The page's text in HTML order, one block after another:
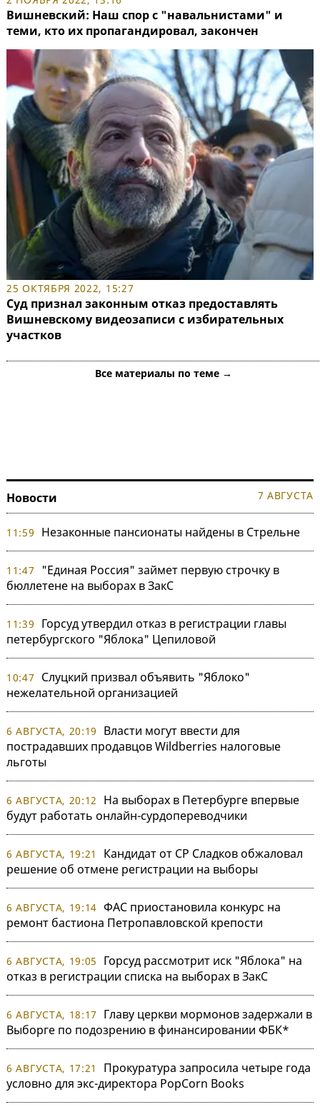
Вишневский: Наш спор с "навальнистами" и
теми, кто их пропагандировал, закончен
25 ОКТЯБРЯ 2022, 15:27
Суд признал законным отказ предоставлять
Вишневскому видеозаписи с избирательных
участков
Все материалы по теме →
Новости 7 АВГУСТА
11:59 Незаконные пансионаты найдены в Стрельне
11:47
"Единая Россия" займет первую строчку в
бюллетене на выборах в ЗакС
11:39
Горсуд утвердил отказ в регистрации главы
петербургского "Яблока" Цепиловой
10:47
Слуцкий призвал объявить "Яблоко"
нежелательной организацией
6 АВГУСТА, 20:19
Власти могут ввести для
пострадавших продавцов Wildberries налоговые
льготы
6 АВГУСТА, 20:12
На выборах в Петербурге впервые
будут работать онлайн-сурдопереводчики
6 АВГУСТА, 19:21
Кандидат от СР Сладков обжаловал
решение об отмене регистрации на выборы
6 АВГУСТА, 19:14 ФАС приостановила конкурс на
ремонт бастиона Петропавловской крепости
6 АВГУСТА, 19:05
Горсуд рассмотрит иск "Яблока" на
отказ в регистрации списка на выборах в ЗакС
6 АВГУСТА, 18:17
Главу церкви мормонов задержали в
Выборге по подозрению в финансировании ФБК*
6 АВГУСТА, 17:21
Прокуратура запросила четыре года
условно для экс-директора PopCorn Books